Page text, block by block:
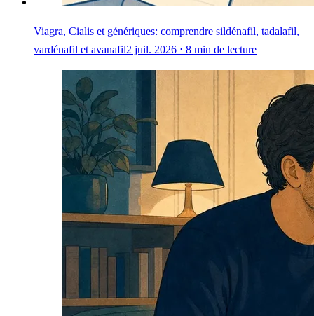
Viagra, Cialis et génériques: comprendre sildénafil, tadalafil,
vardénafil et avanafil2 juil. 2026 ⋅ 8 min de lecture